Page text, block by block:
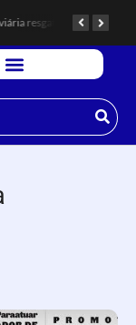
Polícia Rodoviária resgata bicho-preguiça na Rodovia dos Imigrantes, em Cubatão.